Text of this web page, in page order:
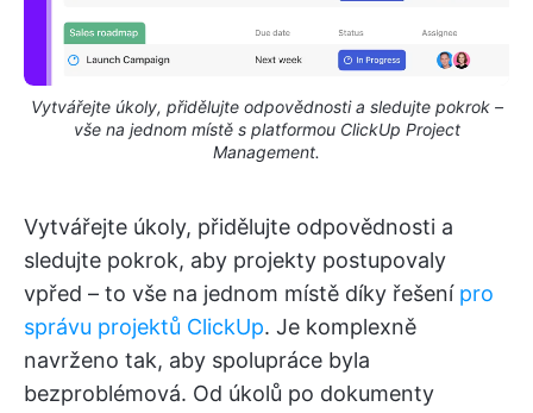
Vytvářejte úkoly, přidělujte odpovědnosti a sledujte pokrok –
vše na jednom místě s platformou ClickUp Project
Management.
Vytvářejte úkoly, přidělujte odpovědnosti a
sledujte pokrok, aby projekty postupovaly
vpřed – to vše na jednom místě díky řešení pro
správu projektů ClickUp. Je komplexně
navrženo tak, aby spolupráce byla
bezproblémová. Od úkolů po dokumenty